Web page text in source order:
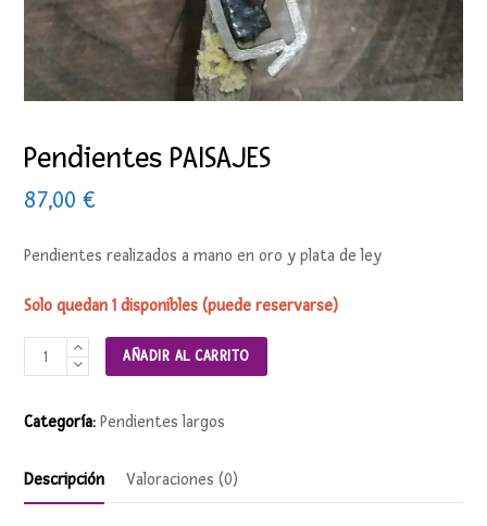
Pendientes PAISAJES
87,00€
Pendientes realizados a mano en oro y plata de ley
Solo quedan 1 disponibles (puede reservarse)
Pendientes
PAISAJES
AÑADIR AL CARRITO
Categoría: Pendientes largos
Descripción Valoraciones (0)